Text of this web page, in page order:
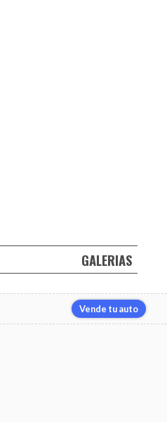
GALERIAS
Vende tu auto